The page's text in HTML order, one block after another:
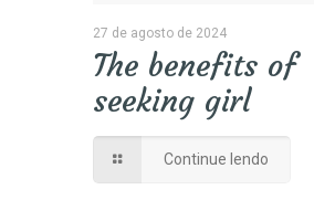
27 de agosto de 2024
The benefits of
seeking girl
Continue lendo